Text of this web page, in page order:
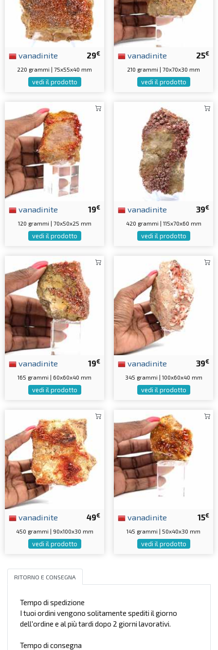
29€
vanadinite
220 grammi | 75x55x40 mm
vedi il prodotto
25€
vanadinite
210 grammi | 70x70x30 mm
vedi il prodotto
19€
vanadinite
120 grammi | 70x50x25 mm
vedi il prodotto
39€
vanadinite
420 grammi | 115x70x60 mm
vedi il prodotto
19€
vanadinite
165 grammi | 60x60x40 mm
vedi il prodotto
39€
vanadinite
345 grammi | 100x60x40 mm
vedi il prodotto
49€
vanadinite
450 grammi | 90x100x30 mm
vedi il prodotto
15€
vanadinite
145 grammi | 50x40x30 mm
vedi il prodotto
RITORNO E CONSEGNA
Tempo di spedizione
I tuoi ordini vengono solitamente spediti il giorno
dell'ordine e al più tardi dopo 2 giorni lavorativi.
Tempo di consegna